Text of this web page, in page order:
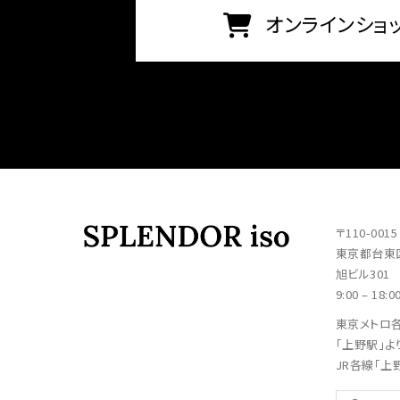
オンラインショ
〒110-0015
東京都台
旭ビル301
9:00 – 18:00
東京メトロ
「上野駅」
JR各線「上